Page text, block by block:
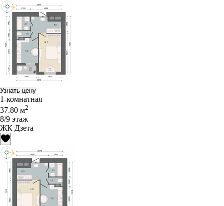
Узнать цену
1-комнатная
37.80 м2
8/9 этаж
ЖК Дзета